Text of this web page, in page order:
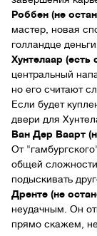
Роббен (не
мастер, новая
голландце
Хунтелаар (есть
центральный
но его считают
Если будет
двери для
Ван Дер Ваарт
От
общей
подыскивать
Дренте (не
неудачным. Он
прямо скажем,